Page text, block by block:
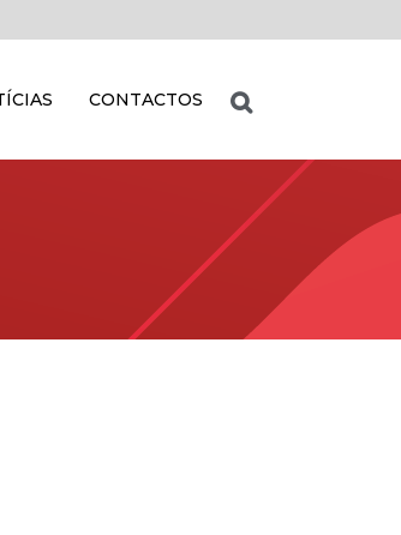
CONTACTOS